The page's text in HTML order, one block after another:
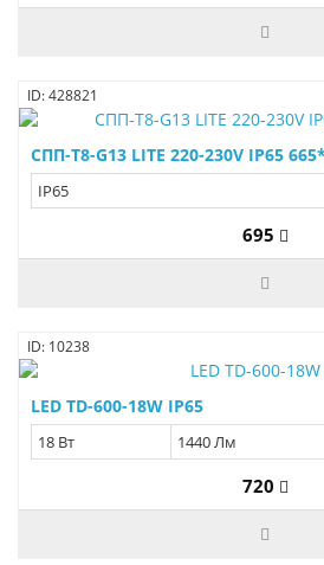
ID: 428821
СПП-Т8-G13 LITE 220-230V IP65
IP65
695
ID: 10238
LED TD-600-18W IP65
18 Вт 1440 Лм
720